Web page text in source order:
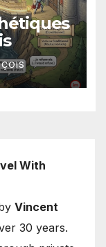
With
Vincent
30 years.